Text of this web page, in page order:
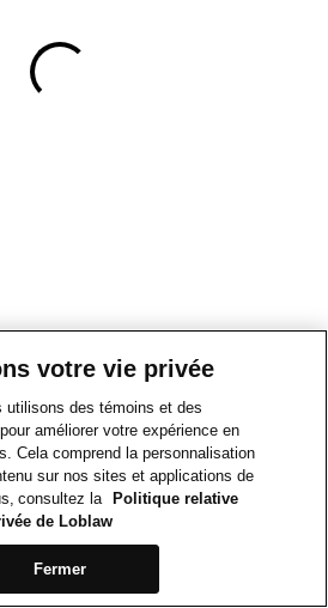
votre vie privée
utilisons des témoins et des
améliorer votre expérience en
Cela comprend la personnalisation
sur nos sites et applications de
consultez la
Politique relative
de Loblaw
Fermer